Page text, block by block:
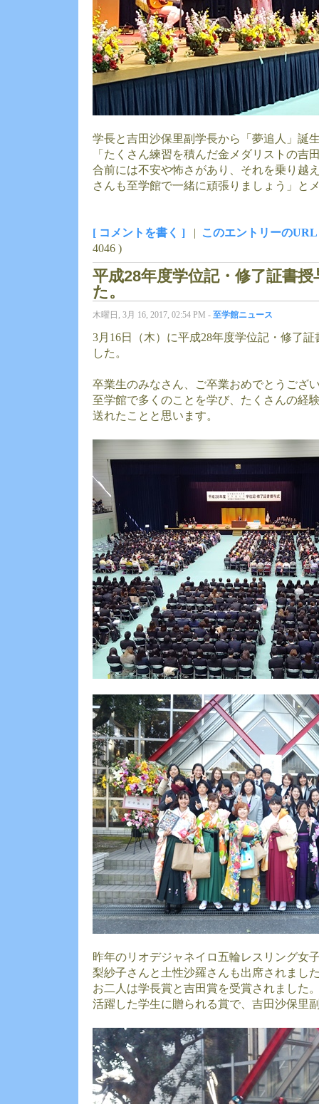
学長と吉田沙保里副学長から「夢追人」誕
「たくさん練習を積んだ金メダリストの吉
合前には不安や怖さがあり、それを乗り越
さんも至学館で一緒に頑張りましょう」と
[ コメントを書く ] | このエントリーのURL
4046 )
平成28年度学位記・修了証書
た。
木曜日, 3月 16, 2017, 02:54 PM - 至学館ニュース
3月16日（木）に平成28年度学位記・修了
した。
卒業生のみなさん、ご卒業おめでとうござ
至学館で多くのことを学び、たくさんの経
送れたことと思います。
昨年のリオデジャネイロ五輪レスリング女
梨紗子さんと土性沙羅さんも出席されまし
お二人は学長賞と吉田賞を受賞されました
活躍した学生に贈られる賞で、吉田沙保里